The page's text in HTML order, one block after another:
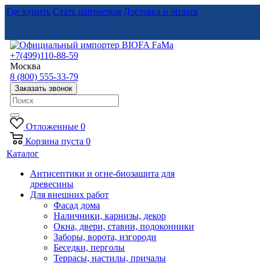
Где купить Стать партнером Доставка и оплата
+7(499)110-88-59
Москва
8 (800) 555-33-79
Заказать звонок
Отложенные 0
Корзина пуста 0
Каталог
Антисептики и огне-биозащита для
древесины
Для внешних работ
Фасад дома
Наличники, карнизы, декор
Окна, двери, ставни, подоконники
Заборы, ворота, изгороди
Беседки, перголы
Террасы, настилы, причалы